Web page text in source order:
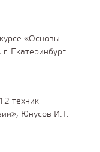
«Основы
Екатеринбург
техник
Юнусов И.Т.